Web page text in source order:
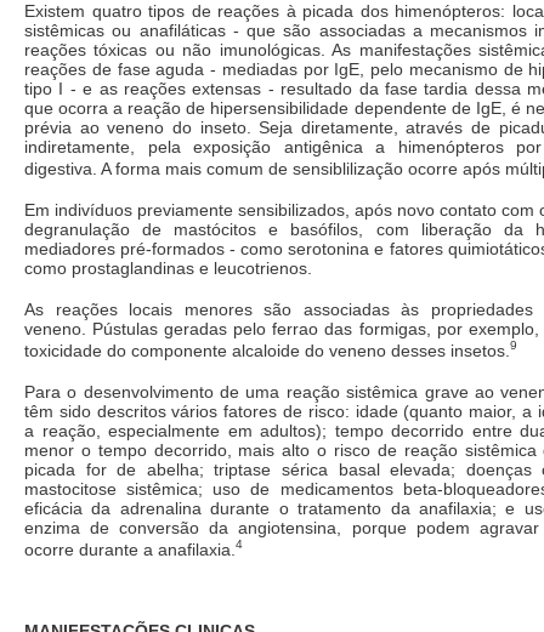
Existem quatro tipos de reações à picada dos himenópteros:
sistêmicas ou anafiláticas - que são associadas a mecanismos
reações tóxicas ou não imunológicas. As manifestações
reações de fase aguda - mediadas por IgE, pelo mecanismo de
tipo I - e as reações extensas - resultado da fase tardia dessa
que ocorra a reação de hipersensibilidade dependente de IgE, é
prévia ao veneno do inseto. Seja diretamente, através de
indiretamente, pela exposição antigênica a himenópteros
digestiva. A forma mais comum de sensiblilização ocorre após
Em indivíduos previamente sensibilizados, após novo contato com
degranulação de mastócitos e basófilos, com liberação da
mediadores pré-formados - como serotonina e fatores
como prostaglandinas e leucotrienos.
As reações locais menores são associadas às propriedades
veneno. Pústulas geradas pelo ferrao das formigas, por
toxicidade do componente alcaloide do veneno desses insetos. 9
Para o desenvolvimento de uma reação sistêmica grave ao
têm sido descritos vários fatores de risco: idade (quanto maior, a
a reação, especialmente em adultos); tempo decorrido entre
menor o tempo decorrido, mais alto o risco de reação
picada for de abelha; triptase sérica basal elevada; doenças
mastocitose sistêmica; uso de medicamentos beta-
eficácia da adrenalina durante o tratamento da anafilaxia; e
enzima de conversão da angiotensina, porque podem
ocorre durante a anafilaxia. 4